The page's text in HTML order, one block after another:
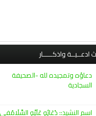
ادعــيــة واذكـــــار
دعاؤه وتمجيده لله -الصحيفة
السجادية
اسم النشيد:: دُعَائِهِ عَلَيْهِ السَّلَامُفي